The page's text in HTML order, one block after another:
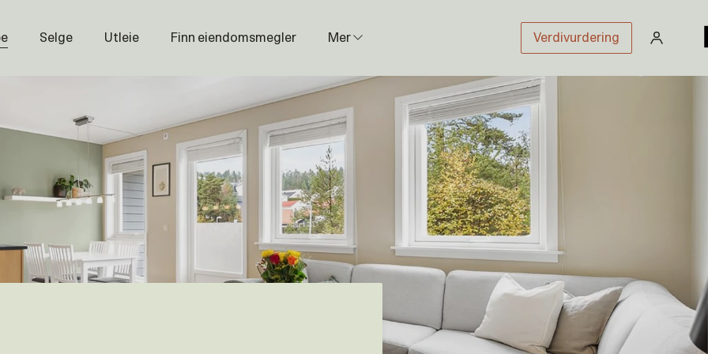
Selge Utleie Finn eiendomsmegler Mer
Prisstatistikk
Næring
Nybygg
Magasin
Om oss
Åpenhetsloven
Prisliste
Karriere
Verdivurdering